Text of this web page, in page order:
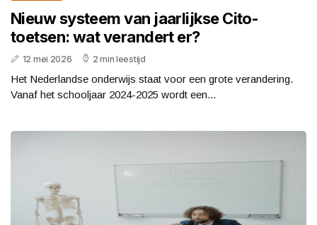
Nieuw systeem van jaarlijkse Cito-
toetsen: wat verandert er?
12 mei 2026 2 min leestijd
Het Nederlandse onderwijs staat voor een grote verandering.
Vanaf het schooljaar 2024-2025 wordt een...